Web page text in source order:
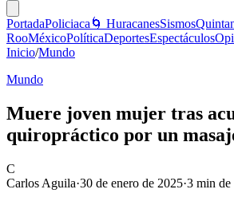
PortadaPoliciaca 🌀 HuracanesSismos
RooMéxicoPolíticaDeportesEspectáculos
Inicio/Mundo
Mundo
Muere joven mujer tras
quiropráctico por un
C
Carlos Aguila·30 de enero de 2025·3 min de